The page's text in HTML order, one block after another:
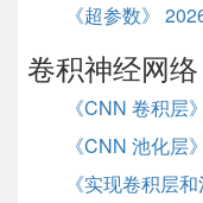
《超参数》
卷积神经网络
《CNN 卷积层
《CNN 池化层
《实现卷积层